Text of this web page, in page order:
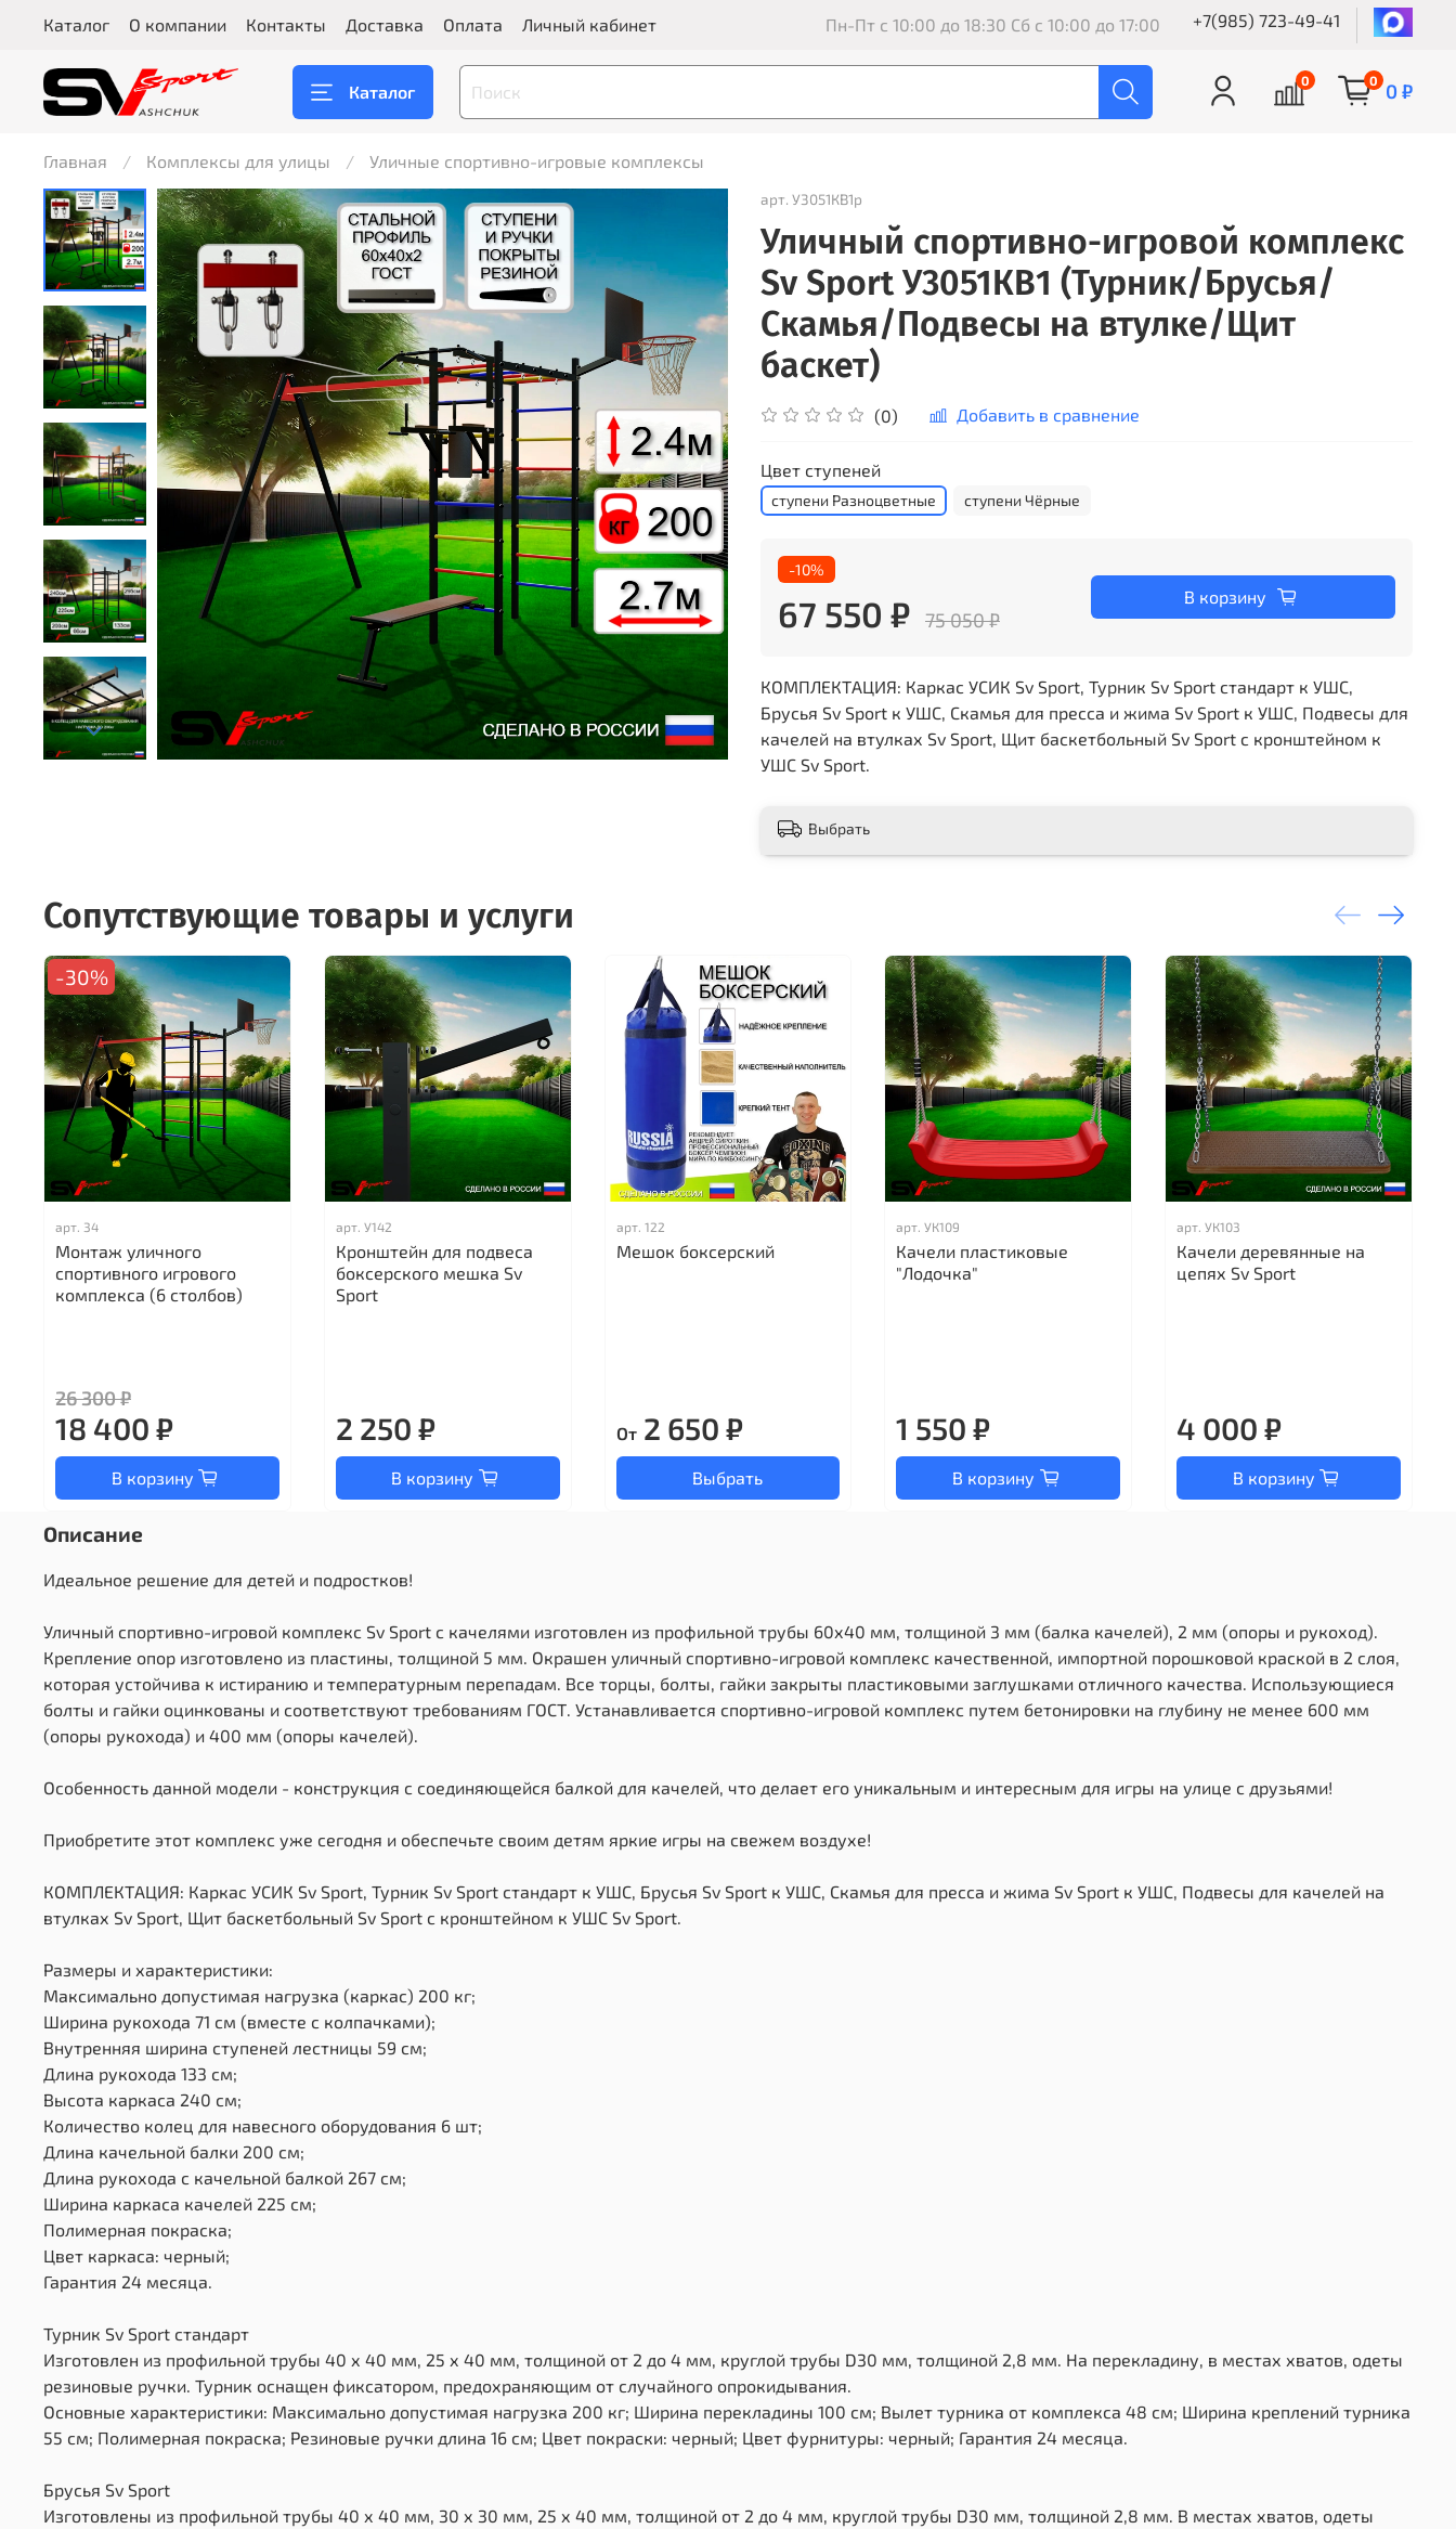
Каталог О компании Контакты Доставка Оплата Личный кабинет Пн-Пт с 10:00 до 18:30 Сб с 10:00 до 17:00 +7(985) 723-49-41
Каталог
0 0 0 ₽
Главная Комплексы для улицы Уличные спортивно-игровые комплексы
арт. У3051КВ1р
Уличный спортивно-игровой комплекс
Sv Sport У3051КВ1 (Турник/Брусья/
Скамья/Подвесы на втулке/Щит
баскет)
(0) Добавить в сравнение
Цвет ступеней
ступени Разноцветные ступени Чёрные
-10%
67 550 ₽ 75 050 ₽
В корзину
КОМПЛЕКТАЦИЯ: Каркас УСИК Sv Sport, Турник Sv Sport стандарт к УШС,
Брусья Sv Sport к УШС, Скамья для пресса и жима Sv Sport к УШС, Подвесы для
качелей на втулках Sv Sport, Щит баскетбольный Sv Sport c кронштейном к
УШС Sv Sport.
Выбрать
Сопутствующие товары и услуги
-30%
арт. 34
Монтаж уличного
спортивного игрового
комплекса (6 столбов)
26 300 ₽
18 400 ₽
В корзину
арт. У142
Кронштейн для подвеса
боксерского мешка Sv
Sport
2 250 ₽
В корзину
арт. 122
Мешок боксерский
От2 650 ₽
Выбрать
арт.УК109
Качели пластиковые
"Лодочка"
1 550 ₽
В корзину
арт.УК103
Качели деревянные на
цепях Sv Sport
4 000 ₽
В корзину
Описание
Идеальное решение для детей и подростков!
Уличный спортивно-игровой комплекс Sv Sport с качелями изготовлен из профильной трубы 60х40 мм, толщиной 3 мм (балка качелей), 2 мм (опоры и рукоход).
Крепление опор изготовлено из пластины, толщиной 5 мм. Окрашен уличный спортивно-игровой комплекс качественной, импортной порошковой краской в 2 слоя,
которая устойчива к истиранию и температурным перепадам. Все торцы, болты, гайки закрыты пластиковыми заглушками отличного качества. Использующиеся
болты и гайки оцинкованы и соответствуют требованиям ГОСТ. Устанавливается спортивно-игровой комплекс путем бетонировки на глубину не менее 600 мм
(опоры рукохода) и 400 мм (опоры качелей).
Особенность данной модели - конструкция с соединяющейся балкой для качелей, что делает его уникальным и интересным для игры на улице с друзьями!
Приобретите этот комплекс уже сегодня и обеспечьте своим детям яркие игры на свежем воздухе!
КОМПЛЕКТАЦИЯ: Каркас УСИК Sv Sport, Турник Sv Sport стандарт к УШС, Брусья Sv Sport к УШС, Скамья для пресса и жима Sv Sport к УШС, Подвесы для качелей на
втулках Sv Sport, Щит баскетбольный Sv Sport c кронштейном к УШС Sv Sport.
Размеры и характеристики:
Максимально допустимая нагрузка (каркас) 200 кг;
Ширина рукохода 71 см (вместе с колпачками);
Внутренняя ширина ступеней лестницы 59 см;
Длина рукохода 133 см;
Высота каркаса 240 см;
Количество колец для навесного оборудования 6 шт;
Длина качельной балки 200 см;
Длина рукохода с качельной балкой 267 см;
Ширина каркаса качелей 225 см;
Полимерная покраска;
Цвет каркаса: черный;
Гарантия 24 месяца.
Турник Sv Sport стандарт
Изготовлен из профильной трубы 40 х 40 мм, 25 х 40 мм, толщиной от 2 до 4 мм, круглой трубы D30 мм, толщиной 2,8 мм. На перекладину, в местах хватов, одеты
резиновые ручки. Турник оснащен фиксатором, предохраняющим от случайного опрокидывания.
Основные характеристики: Максимально допустимая нагрузка 200 кг; Ширина перекладины 100 см; Вылет турника от комплекса 48 см; Ширина креплений турника
55 см; Полимерная покраска; Резиновые ручки длина 16 см; Цвет покраски: черный; Цвет фурнитуры: черный; Гарантия 24 месяца.
Брусья Sv Sport
Изготовлены из профильной трубы 40 х 40 мм, 30 х 30 мм, 25 х 40 мм, толщиной от 2 до 4 мм, круглой трубы D30 мм, толщиной 2,8 мм. В местах хватов, одеты